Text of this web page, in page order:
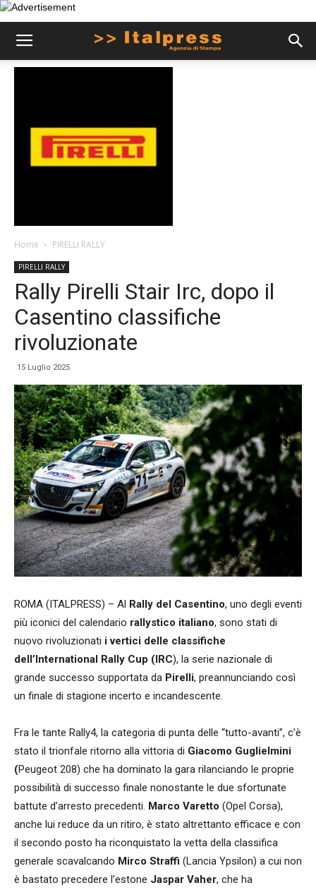
Home PIRELLI RALLY
PIRELLI RALLY
Rally Pirelli Stair Irc, dopo il
Casentino classifiche
rivoluzionate
15 Luglio 2025
ROMA (ITALPRESS) – Al Rally del Casentino, uno degli eventi
più iconici del calendario rallystico italiano, sono stati di
nuovo rivoluzionati i vertici delle classifiche
dell’International Rally Cup (IRC), la serie nazionale di
grande successo supportata da Pirelli, preannunciando così
un finale di stagione incerto e incandescente.
Fra le tante Rally4, la categoria di punta delle “tutto-avanti”, c’è
stato il trionfale ritorno alla vittoria di Giacomo Guglielmini
(Peugeot 208) che ha dominato la gara rilanciando le proprie
possibilità di successo finale nonostante le due sfortunate
battute d’arresto precedenti. Marco Varetto (Opel Corsa),
anche lui reduce da un ritiro, è stato altrettanto efficace e con
il secondo posto ha riconquistato la vetta della classifica
generale scavalcando Mirco Straffi (Lancia Ypsilon) a cui non
è bastato precedere l’estone Jaspar Vaher, che ha